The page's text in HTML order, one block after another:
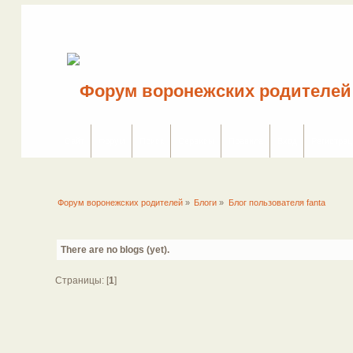
Форум воронежских родителей » Блоги » Блог пользователя fanta
There are no blogs (yet).
Страницы: [1]